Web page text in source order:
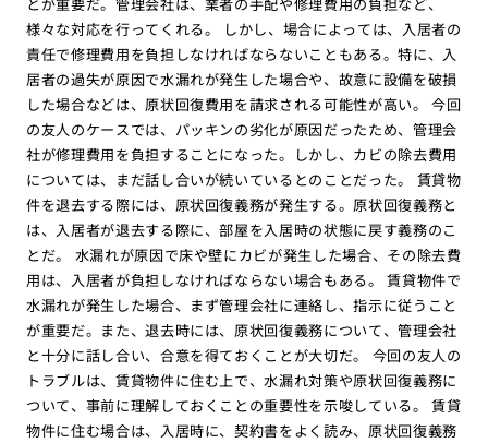
様々な対応を行ってくれる。 しかし、場合によっては、入居者の
責任で修理費用を負担しなければならないこともある。特に、入
居者の過失が原因で水漏れが発生した場合や、故意に設備を破損
した場合などは、原状回復費用を請求される可能性が高い。 今回
の友人のケースでは、パッキンの劣化が原因だったため、管理会
社が修理費用を負担することになった。しかし、カビの除去費用
については、まだ話し合いが続いているとのことだった。 賃貸物
件を退去する際には、原状回復義務が発生する。原状回復義務と
は、入居者が退去する際に、部屋を入居時の状態に戻す義務のこ
とだ。 水漏れが原因で床や壁にカビが発生した場合、その除去費
用は、入居者が負担しなければならない場合もある。 賃貸物件で
水漏れが発生した場合、まず管理会社に連絡し、指示に従うこと
が重要だ。また、退去時には、原状回復義務について、管理会社
と十分に話し合い、合意を得ておくことが大切だ。 今回の友人の
トラブルは、賃貸物件に住む上で、水漏れ対策や原状回復義務に
ついて、事前に理解しておくことの重要性を示唆している。 賃貸
物件に住む場合は、入居時に、契約書をよく読み、原状回復義務